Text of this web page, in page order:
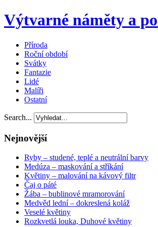
Výtvarné náměty a
Příroda
Roční období
Svátky
Fantazie
Lidé
Malíři
Ostatní
Search...
Nejnovější
Ryby – studené, teplé a neutrální barvy
Medúza – maskování a stříkání
Květiny – malování na kávový filtr
Čaj o páté
Žába – bublinové mramorování
Medvěd lední – dokreslená koláž
Veselé květiny
Rozkvetlá louka, Duhové květiny